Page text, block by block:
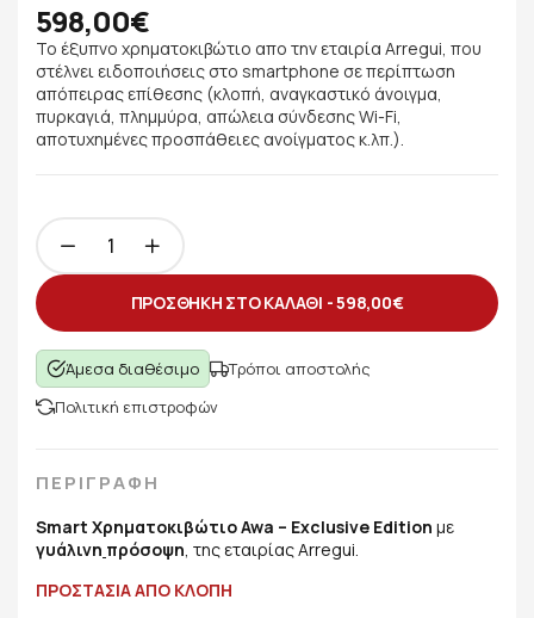
598,00€
Το έξυπνο χρηματοκιβώτιο απο την εταιρία Arregui, που
στέλνει ειδοποιήσεις στο smartphone σε περίπτωση
απόπειρας επίθεσης (κλοπή, αναγκαστικό άνοιγμα,
πυρκαγιά, πλημμύρα, απώλεια σύνδεσης Wi-Fi,
αποτυχημένες προσπάθειες ανοίγματος κ.λπ.).
ΠΡΟΣΘΗΚΗ ΣΤΟ ΚΑΛΑΘΙ -598,00€
Άμεσα διαθέσιμο
Τρόποι αποστολής
Πολιτική επιστροφών
ΠΕΡΙΓΡΑΦΗ
Smart Χρηματοκιβώτιο Awa – Exclusive Edition με
γυάλινη πρόσοψη, της εταιρίας Arregui.
ΠΡΟΣΤΑΣΙΑ ΑΠΟ ΚΛΟΠΗ